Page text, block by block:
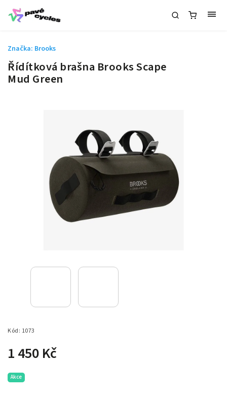
Řídítková brašna Brooks Scape
Mud Green
Kód: 1073
1 450 Kč
Akce
Značka: Brooks